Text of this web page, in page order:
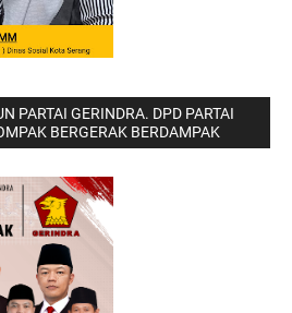
PARTAI GERINDRA. DPD PARTAI
BERGERAK BERDAMPAK